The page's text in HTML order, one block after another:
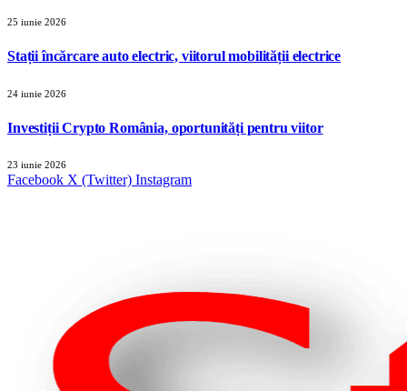
25 iunie 2026
Stații încărcare auto electric, viitorul mobilității electrice
24 iunie 2026
Investiții Crypto România, oportunități pentru viitor
23 iunie 2026
Facebook X (Twitter) Instagram